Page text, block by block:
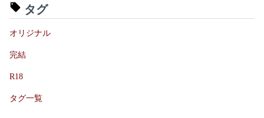
タグ
オリジナル
完結
R18
タグ一覧